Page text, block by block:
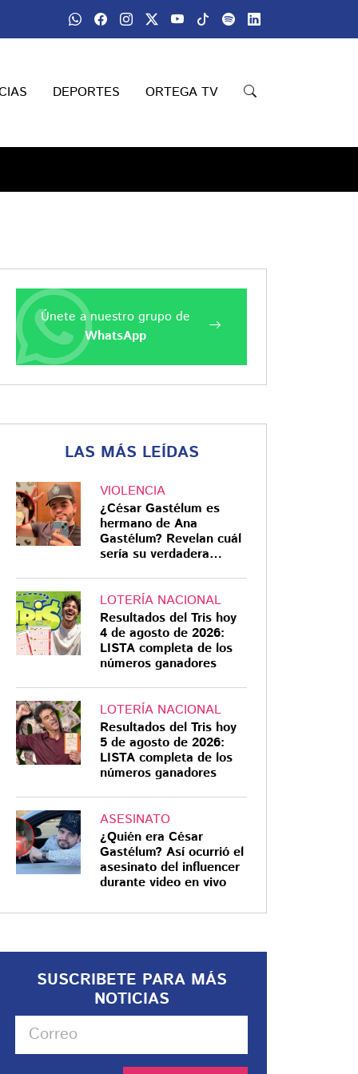
DEPORTES ORTEGA TV
Únete a nuestro grupo de
WhatsApp
LAS MÁS LEÍDAS
VIOLENCIA
¿César Gastélum es
hermano de Ana
Gastélum? Revelan cuál
sería su verdadera
LOTERÍA NACIONAL
Resultados del Tris hoy
4 de agosto de 2026:
LISTA completa de los
números ganadores
LOTERÍA NACIONAL
Resultados del Tris hoy
5 de agosto de 2026:
LISTA completa de los
números ganadores
ASESINATO
¿Quién era César
Gastélum? Así ocurrió el
asesinato del influencer
durante video en vivo
SUSCRIBETE PARA MÁS
NOTICIAS